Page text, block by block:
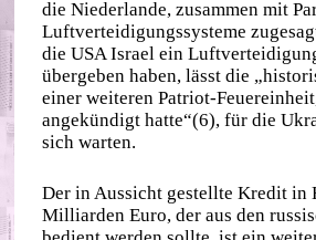
die Niederlande, zusammen mit
Luftverteidigungssysteme
die USA Israel ein
übergeben haben, lässt die
einer weiteren Patriot-
angekündigt hatte“(6), für die
sich warten.
Der in Aussicht gestellte Kredit in
Milliarden Euro, der aus den